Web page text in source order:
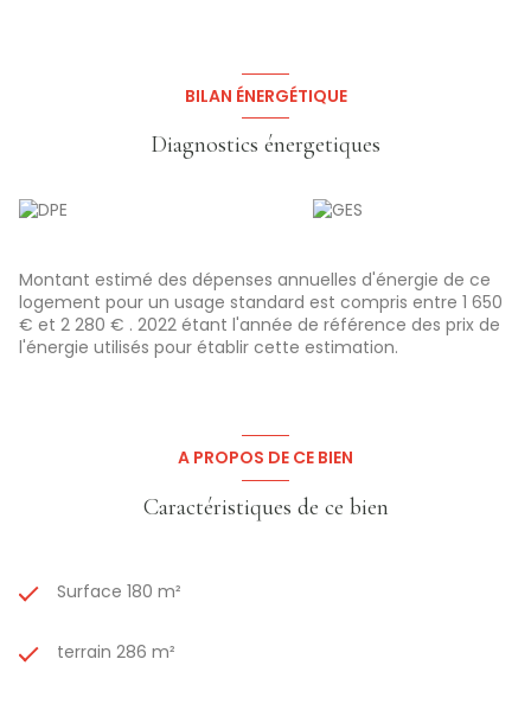
BILAN ÉNERGÉTIQUE
Diagnostics énergetiques
Montant estimé des dépenses annuelles d'énergie de ce
logement pour un usage standard est compris entre 1 650
€ et 2 280 € . 2022 étant l'année de référence des prix de
l'énergie utilisés pour établir cette estimation.
A PROPOS DE CE BIEN
Caractéristiques de ce bien
Surface 180 m²
terrain 286 m²